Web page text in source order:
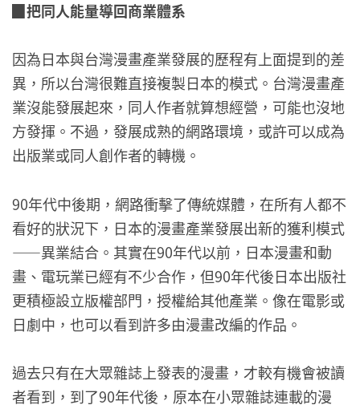
▉把同人能量導回商業體系
因為日本與台灣漫畫產業發展的歷程有上面提到的差
異，所以台灣很難直接複製日本的模式。台灣漫畫產
業沒能發展起來，同人作者就算想經營，可能也沒地
方發揮。不過，發展成熟的網路環境，或許可以成為
出版業或同人創作者的轉機。
90年代中後期，網路衝擊了傳統媒體，在所有人都不
看好的狀況下，日本的漫畫產業發展出新的獲利模式
——異業結合。其實在90年代以前，日本漫畫和動
畫、電玩業已經有不少合作，但90年代後日本出版社
更積極設立版權部門，授權給其他產業。像在電影或
日劇中，也可以看到許多由漫畫改編的作品。
過去只有在大眾雜誌上發表的漫畫，才較有機會被讀
者看到，到了90年代後，原本在小眾雜誌連載的漫